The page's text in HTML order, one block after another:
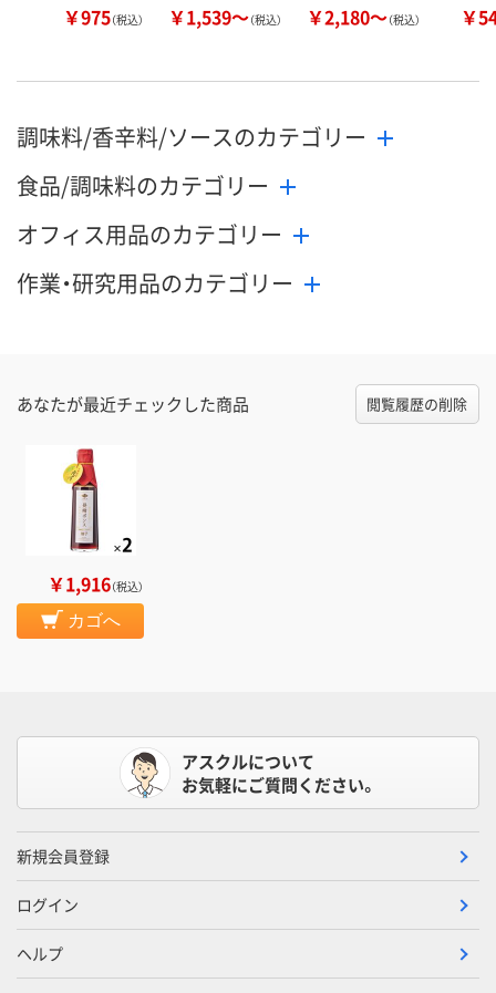
￥975（税込） ￥1,539～（税込） ￥2,180～（税込） ￥
調味料/香辛料/ソースのカテゴリー
食品/調味料のカテゴリー
オフィス用品のカテゴリー
作業・研究用品のカテゴリー
あなたが最近チェックした商品 閲覧履歴の削除
￥1,916（税込）
カゴへ
アスクルについて
お気軽にご質問ください。
新規会員登録
ログイン
ヘルプ